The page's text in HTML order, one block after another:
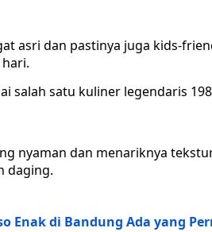
asri dan pastinya juga kids-
salah satu kuliner legendaris
nyaman dan menariknya
daging.
Enak di Bandung Ada yang